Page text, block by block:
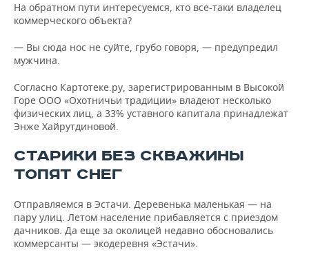
На обратном пути интересуемся, кто все-таки владелец
коммерческого объекта?
— Вы сюда нос не суйте, грубо говоря, — предупредил
мужчина.
Согласно Картотеке.ру, зарегистрированным в Высокой
Горе ООО «Охотничьи традиции» владеют несколько
физических лиц, а 33% уставного капитала принадлежат
Энже Хайрутдиновой.
СТАРИКИ БЕЗ СКВАЖИНЫ
ТОПЯТ СНЕГ
Отправляемся в Эстачи. Деревенька маленькая — на
пару улиц. Летом население прибавляется с приездом
дачников. Да еще за околицей недавно обосновались
коммерсанты — экодеревня «Эстачи».